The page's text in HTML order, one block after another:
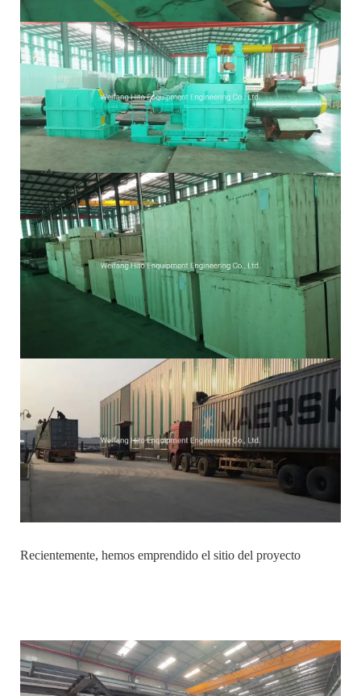
Recientemente, hemos emprendido el sitio del proyecto